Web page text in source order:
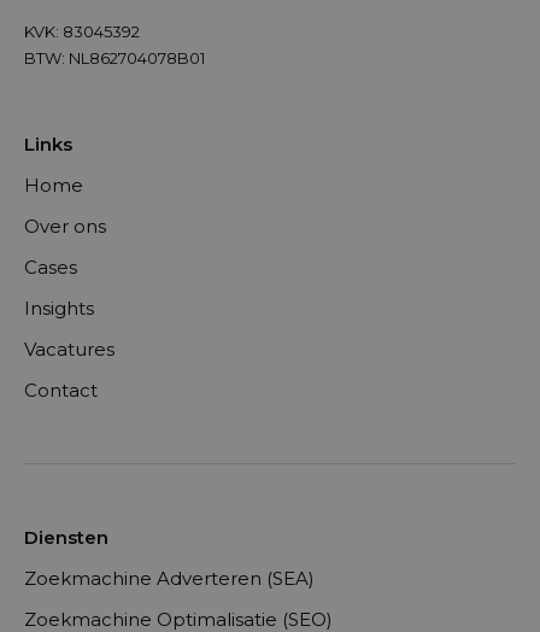
KVK: 83045392
BTW: NL862704078B01
Links
Home
Over ons
Cases
Insights
Vacatures
Contact
Diensten
Zoekmachine Adverteren (SEA)
Zoekmachine Optimalisatie (SEO)